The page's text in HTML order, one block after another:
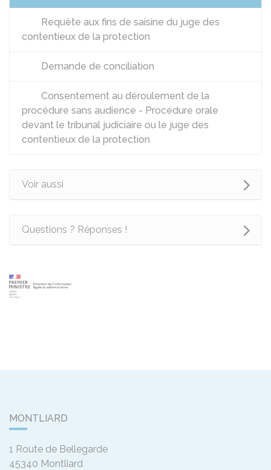
Requête aux fins de saisine du juge des
contentieux de la protection
Demande de conciliation
Consentement au déroulement de la
procédure sans audience - Procédure orale
devant le tribunal judiciaire ou le juge des
contentieux de la protection
Voir aussi
Questions ? Réponses !
MONTLIARD
1 Route de Bellegarde
45340 Montliard